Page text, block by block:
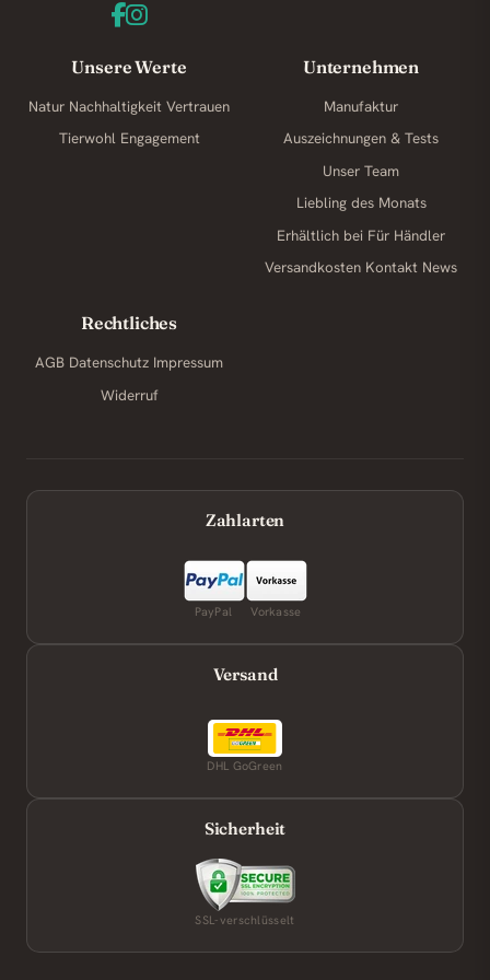
Unsere Werte
Natur Nachhaltigkeit Vertrauen
Tierwohl Engagement
Unternehmen
Manufaktur
Auszeichnungen & Tests
Unser Team
Liebling des Monats
Erhältlich bei Für Händler
Versandkosten Kontakt News
Rechtliches
AGB Datenschutz Impressum
Widerruf
Zahlarten
PayPal Vorkasse
Versand
DHL GoGreen
Sicherheit
SSL-verschlüsselt